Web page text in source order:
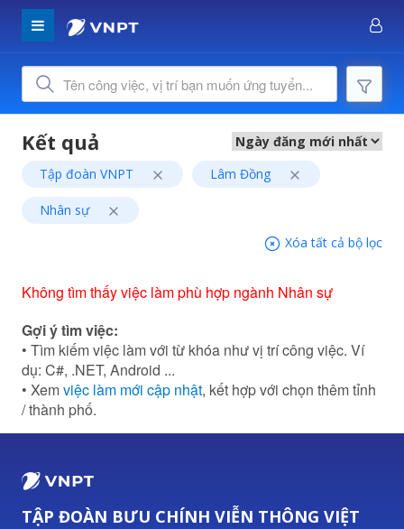
Tập đoàn VNPT Lâm Đồng
Nhân sự
Xóa tất cả bộ lọc
Không tìm thấy việc làm phù hợp ngành Nhân sự
Gợi ý tìm việc:
• Tìm kiếm việc làm với từ khóa như vị trí công việc. Ví
dụ: C#, .NET, Android ...
• Xemviệc làm mới cập nhật, kết hợp với chọn thêm tỉnh
/ thành phố.
TẬP ĐOÀN BƯU CHÍNH VIỄN THÔNG VIỆT